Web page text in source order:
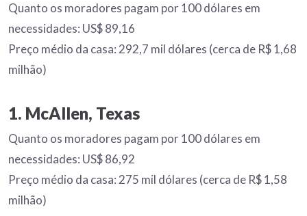
Quanto os moradores pagam por 100 dólares em
necessidades: US$ 89,16
Preço médio da casa: 292,7 mil dólares (cerca de R$ 1,68
milhão)
1. McAllen, Texas
Quanto os moradores pagam por 100 dólares em
necessidades: US$ 86,92
Preço médio da casa: 275 mil dólares (cerca de R$ 1,58
milhão)